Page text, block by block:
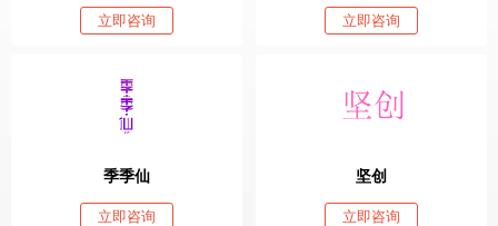
立即咨询 立即咨询
季季仙
立即咨询
坚创
立即咨询